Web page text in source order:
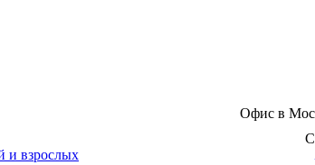
Офис в
и взрослых